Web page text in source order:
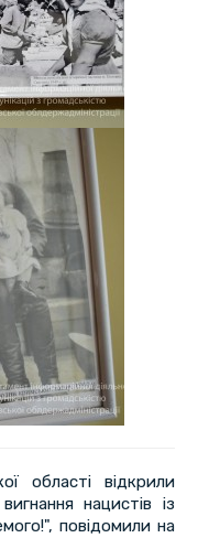
області відкрили
нацистів із
повідомили на